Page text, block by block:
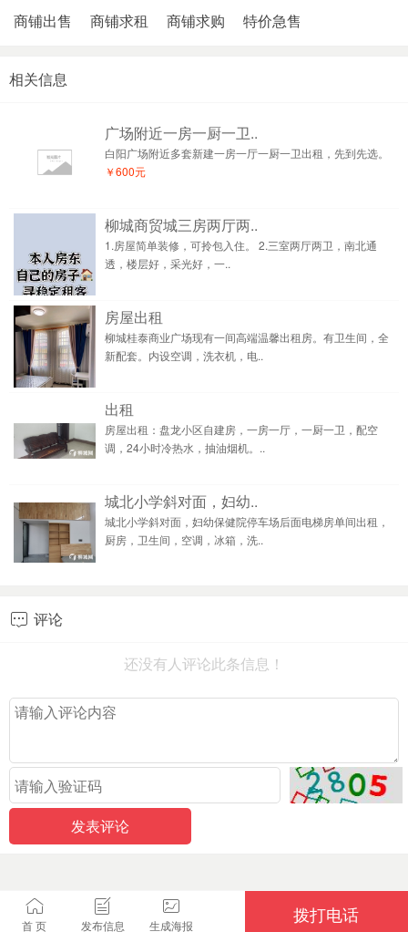
商铺出售
商铺求租 商铺求购 特价急售
相关信息
广场附近一房一厨一卫..
白阳广场附近多套新建一房一厅一厨一卫出租，先到先选。
￥600元
柳城商贸城三房两厅两..
1.房屋简单装修，可拎包入住。 2.三室两厅两卫，南北通
透，楼层好，采光好，一..
房屋出租
柳城桂泰商业广场现有一间高端温馨出租房。有卫生间，全
新配套。内设空调，洗衣机，电..
出租
房屋出租：盘龙小区自建房，一房一厅，一厨一卫，配空
调，24小时冷热水，抽油烟机。..
城北小学斜对面，妇幼..
城北小学斜对面，妇幼保健院停车场后面电梯房单间出租，
厨房，卫生间，空调，冰箱，洗..
 评论
还没有人评论此条信息！
拨打电话
首 页 发布信息 生成海报